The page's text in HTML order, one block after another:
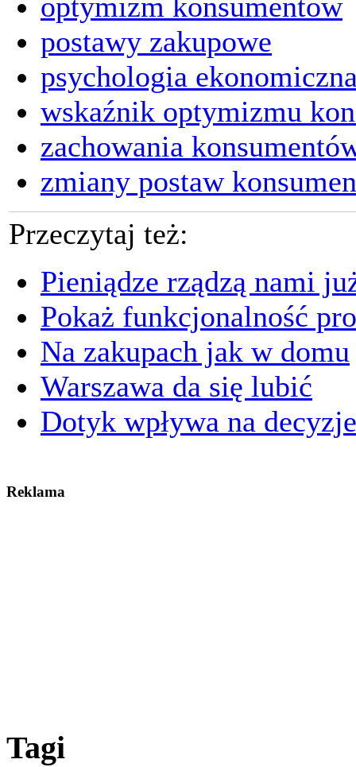
postawy zakupowe
psychologia
wskaźnik optymizmu
zachowania
zmiany postaw
Przeczytaj też:
Pieniądze rządzą nami
Pokaż funkcjonalność
Na zakupach jak w domu
Warszawa da się lubić
Dotyk wpływa na
Reklama
Tagi